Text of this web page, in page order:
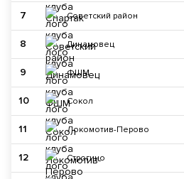
7 Советский район
8 Динамовец
9 ФШМ
10 Сокол
11 Локомотив-Перово
12 Строгино